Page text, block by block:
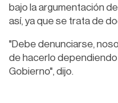
bajo la argumentación
así, ya que se trata de
"Debe denunciarse,
de hacerlo
Gobierno", dijo.